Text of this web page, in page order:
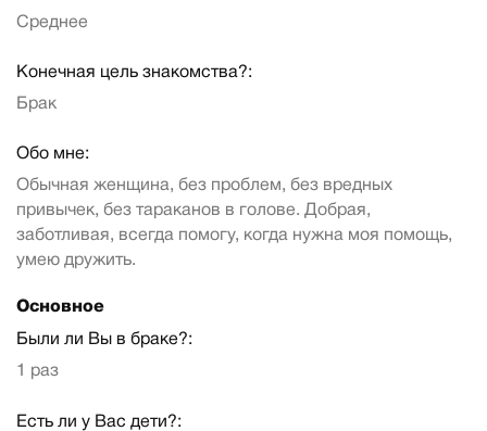
Среднее
Конечная цель знакомства?:
Брак
Обо мне:
Обычная женщина, без проблем, без вредных
привычек, без тараканов в голове. Добрая,
заботливая, всегда помогу, когда нужна моя помощь,
умею дружить.
Основное
Были ли Вы в браке?:
1 раз
Есть ли у Вас дети?: